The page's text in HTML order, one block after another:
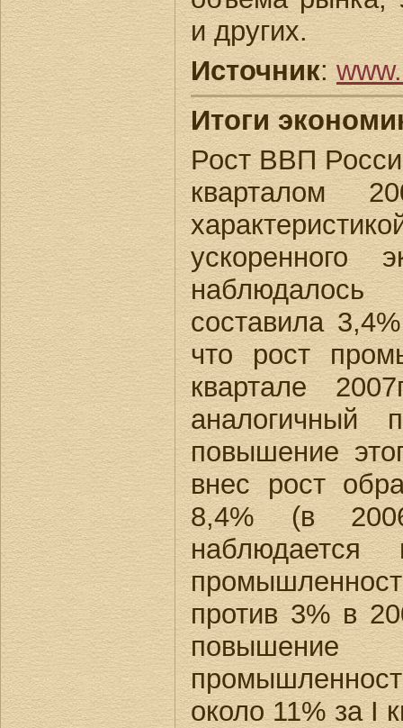
и других.
Источник:
Итоги
Рост ВВП
кварталом
ускоренного
составила
что рост
квартале
аналогичный
повышение
внес рост
8,4% (в
против 3% в
повышение
около 11% за I